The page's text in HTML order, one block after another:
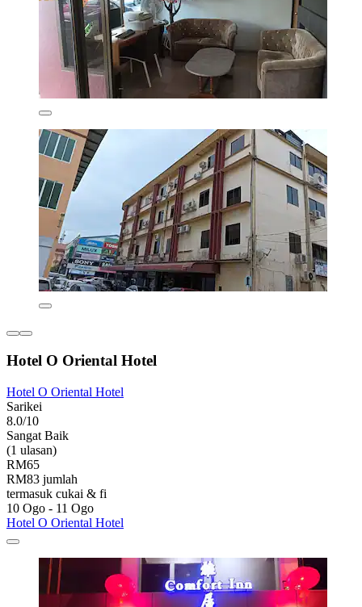
Hotel O Oriental Hotel
Hotel O Oriental Hotel
Sarikei
8.0/10
Sangat Baik
(1 ulasan)
RM65
RM83 jumlah
termasuk cukai & fi
10 Ogo - 11 Ogo
Hotel O Oriental Hotel